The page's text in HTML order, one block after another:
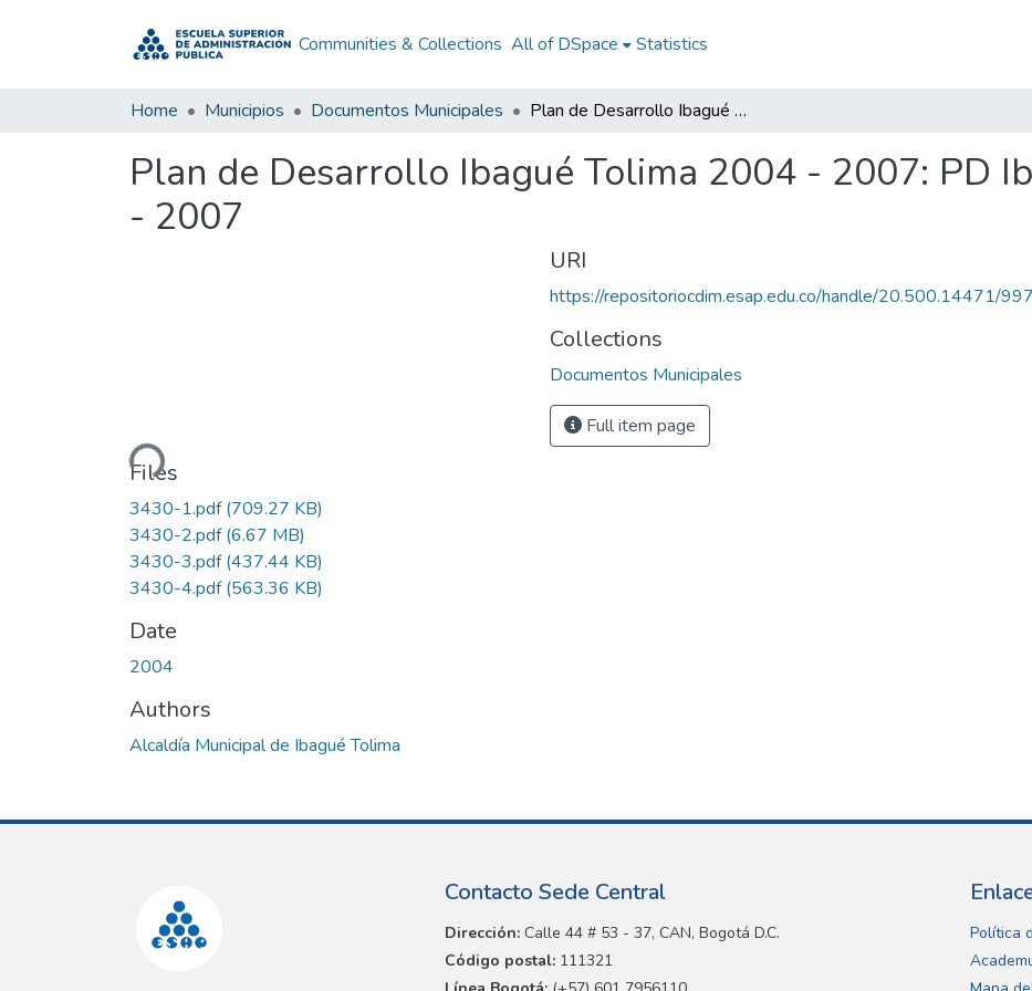
Communities & Collections All of DSpace Statistics
Home Municipios Documentos Municipales Plan de Desarrollo Ibagué Tolima 2004 - 2007: PD Ibagué Tolima 2004 - 2007
Plan de Desarrollo Ibagué Tolima 2004 - 2007: PD
- 2007
Loading...
Files
3430-1.pdf(709.27 KB)
3430-2.pdf(6.67 MB)
3430-3.pdf(437.44 KB)
3430-4.pdf(563.36 KB)
Date
2004
Authors
Alcaldía Municipal de Ibagué Tolima
URI
https://repositoriocdim.esap.edu.co/handle/20.500.14471/
Collections
Documentos Municipales
Full item page
Contacto Sede Central
Dirección: Calle 44 # 53 - 37, CAN, Bogotá D.C.
Código postal: 111321
Política